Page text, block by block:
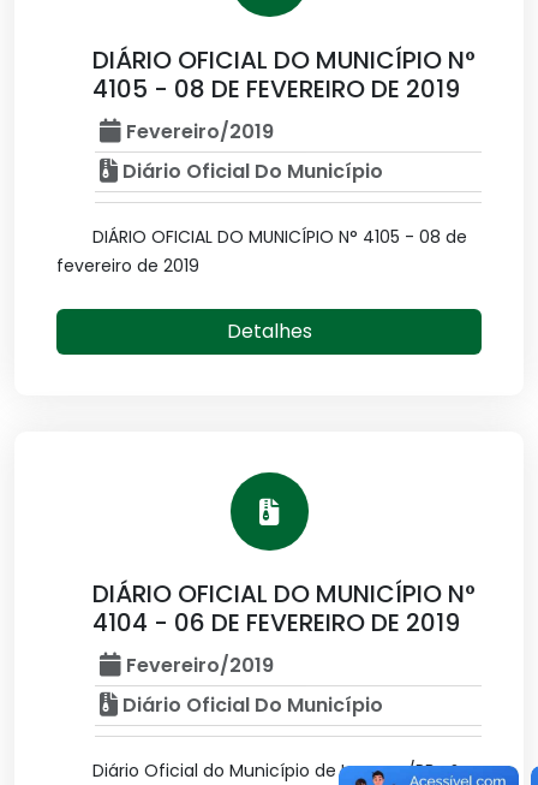
DIÁRIO OFICIAL DO MUNICÍPIO N°
4105 - 08 DE FEVEREIRO DE 2019
Fevereiro/2019
Diário Oficial Do Município
DIÁRIO OFICIAL DO MUNICÍPIO N° 4105 - 08 de
fevereiro de 2019
Detalhes
DIÁRIO OFICIAL DO MUNICÍPIO N°
4104 - 06 DE FEVEREIRO DE 2019
Fevereiro/2019
Diário Oficial Do Município
Diário Oficial do Município de Lucena /PB n°